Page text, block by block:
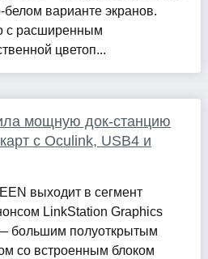
белом варианте экранов.
с расширенным
цветоп...
мощную док-станцию
с Oculink, USB4 и
выходит в сегмент
LinkStation Graphics
большим полуоткрытым
со встроенным блоком